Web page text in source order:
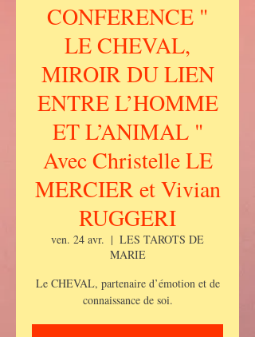
CONFERENCE "
LE CHEVAL,
MIROIR DU LIEN
ENTRE L’HOMME
ET L’ANIMAL "
Avec Christelle LE
MERCIER et Vivian
RUGGERI
ven. 24 avr.
  |
LES TAROTS DE
MARIE
Le CHEVAL, partenaire d’émotion et de
connaissance de soi.